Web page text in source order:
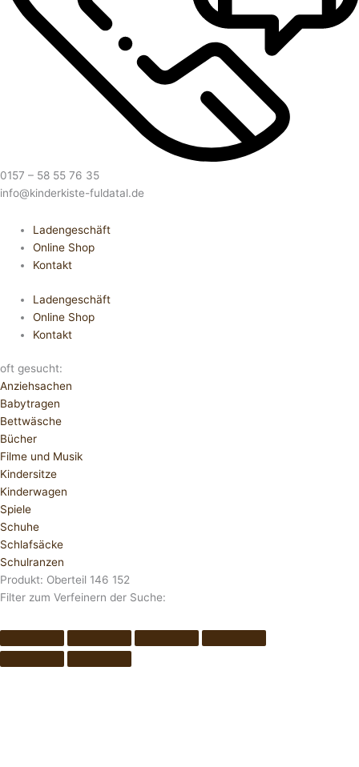
0157 – 58 55 76 35
info@kinderkiste-fuldatal.de
Ladengeschäft
Online Shop
Kontakt
Ladengeschäft
Online Shop
Kontakt
oft gesucht:
Anziehsachen
Babytragen
Bettwäsche
Bücher
Filme und Musik
Kindersitze
Kinderwagen
Spiele
Schuhe
Schlafsäcke
Schulranzen
Produkt: Oberteil 146 152
Filter zum Verfeinern der Suche: